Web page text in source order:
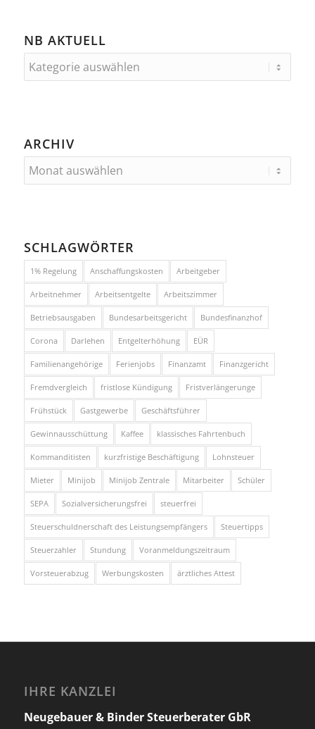
NB AKTUELL
ARCHIV
SCHLAGWÖRTER
1% Regelung Anschaffungskosten Arbeitgeber
Arbeitnehmer Arbeitsentgelte Arbeitszimmer
Betriebsausgaben Bundesarbeitsgericht Bundesfinanzhof
Corona Darlehen Entgelterhöhung EÜR
Familienangehörige Ferienjobs Finanzamt Finanzgericht
Fremdvergleich fristlose Kündigung Fristverlängerunge
Frühstück Gastgewerbe Geschäftsführer
Gewinnausschüttung Kaffee klassisches Fahrtenbuch
Kommanditisten kurzfristige Beschäftigung Lohnsteuer
Mieter Minijob Minijob Zentrale Mitarbeiter Schüler
SEPA Sozialversicherungsfrei steuerfrei
Steuerschuldnerschaft des Leistungsempfängers Steuertipps
Steuerzahler Stundung Voranmeldungszeitraum
Vorsteuerabzug Werbungskosten ärztliches Attest
IHRE KANZLEI
Neugebauer & Binder Steuerberater GbR